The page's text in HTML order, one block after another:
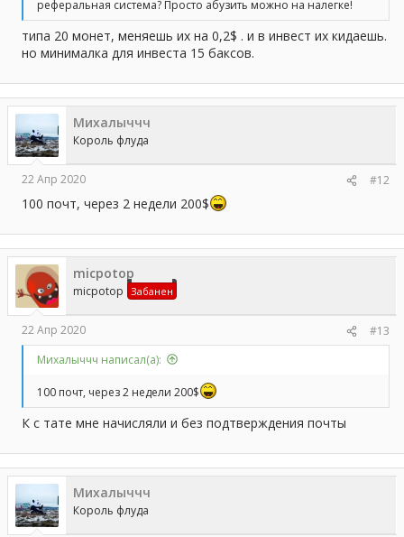
реферальная система? Просто абузить можно на налегке!
типа 20 монет, меняешь их на 0,2$ . и в инвест их кидаешь.
но минималка для инвеста 15 баксов.
Михалыччч
Король флуда
22 Апр 2020 #12
100 почт, через 2 недели 200$
micpotop
micpotop Забанен
22 Апр 2020
#13
Михалыччч написал(а):
100 почт, через 2 недели 200$
К с тате мне начисляли и без подтверждения почты
Михалыччч
Король флуда